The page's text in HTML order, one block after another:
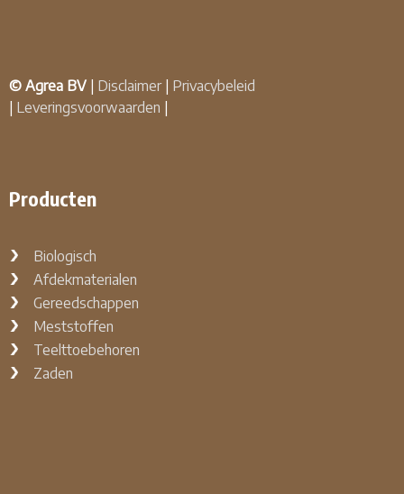
© Agrea BV Disclaimer| Privacybeleid
Leveringsvoorwaarden
Producten
Biologisch
Afdekmaterialen
Gereedschappen
Meststoffen
Teelttoebehoren
Zaden